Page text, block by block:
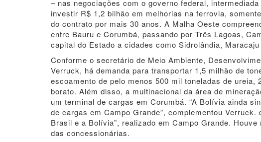
– nas negociações com o governo federal,
investir R$ 1,2 bilhão em melhorias na ferrovia,
do contrato por mais 30 anos. A Malha Oeste
entre Bauru e Corumbá, passando por Três Lagoas,
capital do Estado a cidades como Sidrolândia,
Conforme o secretário de Meio Ambiente,
Verruck, há demanda para transportar 1,5 milhão de
escoamento de pelo menos 500 mil toneladas de
borato. Além disso, a multinacional da área de
um terminal de cargas em Corumbá. “A Bolívia ainda
de cargas em Campo Grande”, complementou
Brasil e a Bolívia”, realizado em Campo Grande.
das concessionárias.